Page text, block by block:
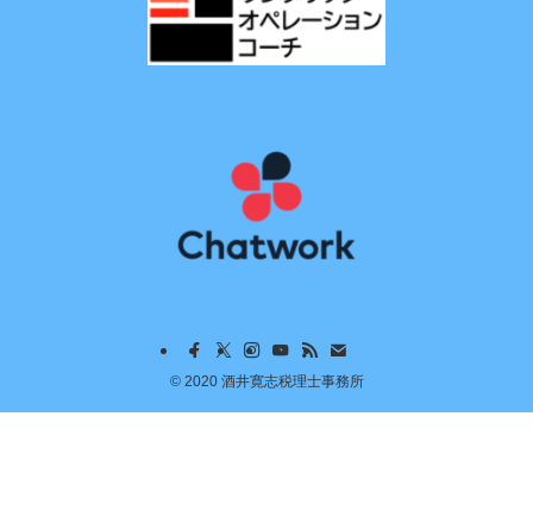
©2020 酒井寛志税理士事務所